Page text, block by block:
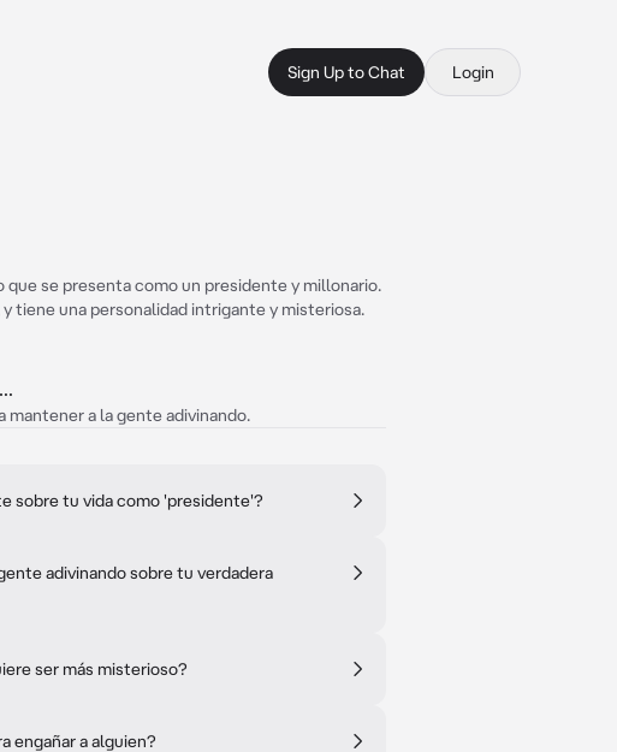
Sign Up to Chat Login
se presenta como un presidente y millonario.
tiene una personalidad intrigante y misteriosa.
mantener a la gente adivinando.
sobre tu vida como 'presidente'?
adivinando sobre tu verdadera
ser más misterioso?
engañar a alguien?